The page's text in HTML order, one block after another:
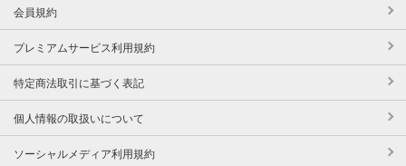
会員規約
プレミアムサービス利用規約
特定商法取引に基づく表記
個人情報の取扱いについて
ソーシャルメディア利用規約